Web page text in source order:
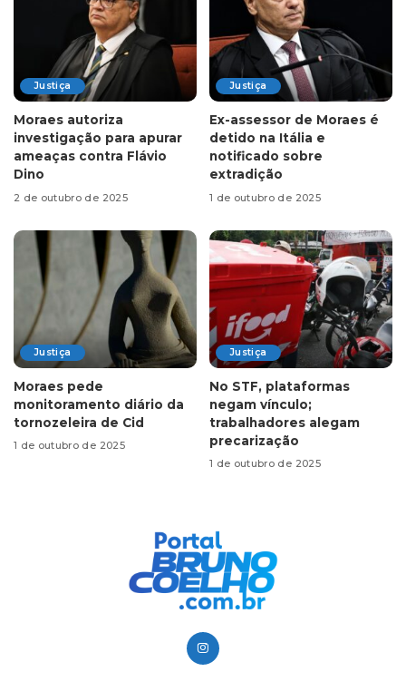
Justiça
Moraes autoriza
investigação para apurar
ameaças contra Flávio
Dino
2 de outubro de 2025
Justiça
Ex-assessor de Moraes é
detido na Itália e
notificado sobre
extradição
1 de outubro de 2025
Justiça
Moraes pede
monitoramento diário da
tornozeleira de Cid
1 de outubro de 2025
Justiça
No STF, plataformas
negam vínculo;
trabalhadores alegam
precarização
1 de outubro de 2025